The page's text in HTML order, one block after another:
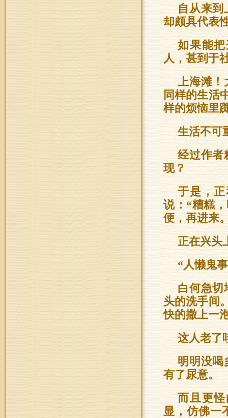
自从来
却颇具代表
如果能
人，甚到于
上海滩！
同样的生活
样的烦恼里
生活不可
经过作者
现？
于是，
说：“糟糕
便，再进来
正在兴头
“人懒鬼
白何急切
头的洗手间
快的撒上一
这人老了
明明没喝
有了尿意。
而且更
显，仿佛一